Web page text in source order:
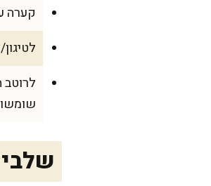
קערה
לטיגון/צריבה